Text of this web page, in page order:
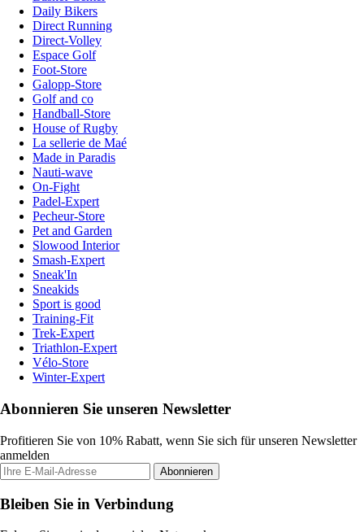
Daily Bikers
Direct Running
Direct-Volley
Espace Golf
Foot-Store
Galopp-Store
Golf and co
Handball-Store
House of Rugby
La sellerie de Maé
Made in Paradis
Nauti-wave
On-Fight
Padel-Expert
Pecheur-Store
Pet and Garden
Slowood Interior
Smash-Expert
Sneak'In
Sneakids
Sport is good
Training-Fit
Trek-Expert
Triathlon-Expert
Vélo-Store
Winter-Expert
Abonnieren Sie unseren Newsletter
Profitieren Sie von 10% Rabatt, wenn Sie sich für unseren Newsletter
anmelden
Abonnieren
Bleiben Sie in Verbindung